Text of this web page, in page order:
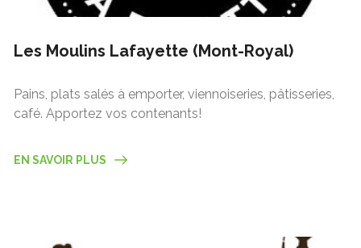
Les Moulins Lafayette (Mont-Royal)
Pains, plats salés à emporter, viennoiseries, pâtisseries,
café. Apportez vos contenants!
EN SAVOIR PLUS